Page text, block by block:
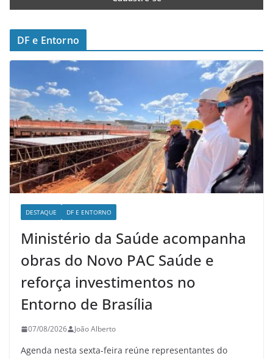
DF e Entorno
DESTAQUE DF E ENTORNO
Ministério da Saúde acompanha
obras do Novo PAC Saúde e
reforça investimentos no
Entorno de Brasília
07/08/2026 João Alberto
Agenda nesta sexta-feira reúne representantes do